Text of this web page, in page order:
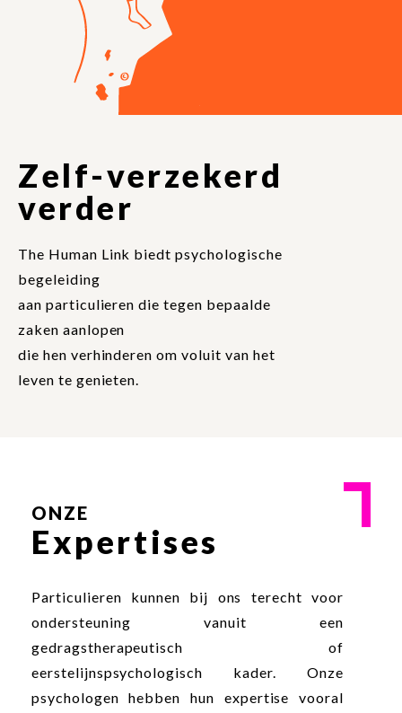
Zelf-verzekerd
verder
The Human Link biedt psychologische
begeleiding
aan particulieren die tegen bepaalde
zaken aanlopen
die hen verhinderen om voluit van het
leven te genieten.
ONZE
Expertises
Particulieren kunnen bij ons terecht voor
ondersteuning vanuit een
gedragstherapeutisch of
eerstelijnspsychologisch kader. Onze
psychologen hebben hun expertise vooral